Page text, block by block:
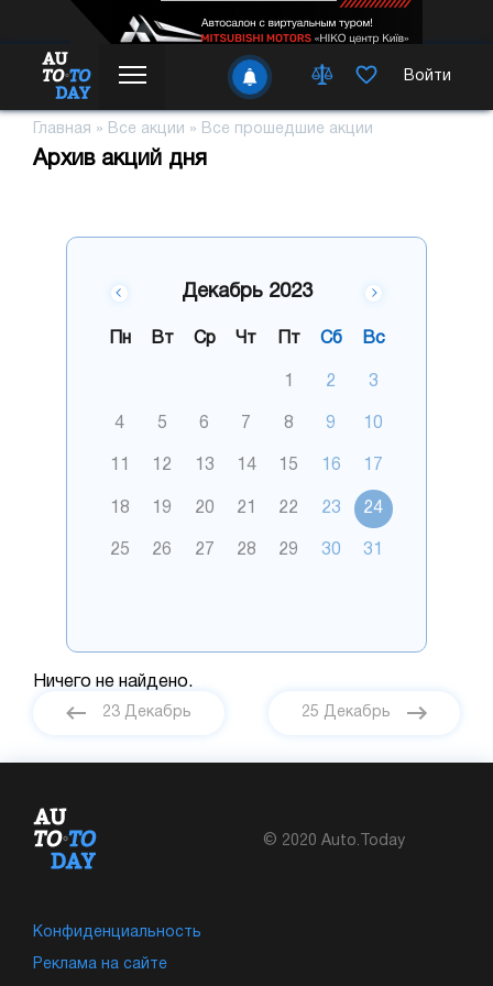
Войти
Главная » Все акции » Все прошедшие акции
Архив акций дня
Декабрь 2023
Пн Вт Ср Чт Пт Сб Вс
1 2 3
4 5 6 7 8 9 10
12 13 14 15 16 17
18 19 20 21 22 23 24
25 26 27 28 29 30 31
Ничего не найдено.
23 Декабрь 25 Декабрь
© 2020 Auto.Today
Конфиденциальность
Реклама на сайте